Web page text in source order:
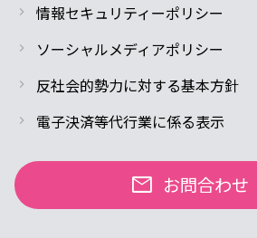
情報セキュリティーポリシー
ソーシャルメディアポリシー
反社会的勢力に対する基本方針
電子決済等代行業に係る表示
mail お問合わせ